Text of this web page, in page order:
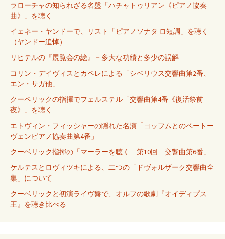
ラローチャの知られざる名盤「ハチャトゥリアン《ピアノ協奏
曲》」を聴く
イェネー・ヤンドーで、リスト「ピアノソナタ ロ短調」を聴く
（ヤンドー追悼）
リヒテルの『展覧会の絵』－多大な功績と多少の誤解
コリン・デイヴィスとカペレによる「シベリウス交響曲第2番、
エン・サガ他」
クーベリックの指揮でフェルステル「交響曲第4番《復活祭前
夜》」を聴く
エトヴィン・フィッシャーの隠れた名演「ヨッフムとのベートー
ヴェンピアノ協奏曲第4番」
クーベリック指揮の「マーラーを聴く 第10回 交響曲第6番」
ケルテスとロヴィツキによる、二つの「ドヴォルザーク交響曲全
集」について
クーベリックと初演ライヴ盤で、オルフの歌劇『オイディプス
王』を聴き比べる